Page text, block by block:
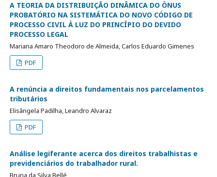
A TEORIA DA DISTRIBUIÇÃO DINÂMICA DO ÔNUS
PROBATÓRIO NA SISTEMÁTICA DO NOVO CÓDIGO DE
PROCESSO CIVIL À LUZ DO PRINCÍPIO DO DEVIDO
PROCESSO LEGAL
Mariana Amaro Theodoro de Almeida, Carlos Eduardo Gimenes
PDF
A renúncia a direitos fundamentais nos parcelamentos
tributários
Elisângela Padilha, Leandro Alvaraz
PDF
Análise legiferante acerca dos direitos trabalhistas e
previdenciários do trabalhador rural.
Bruna da Silva Bellé